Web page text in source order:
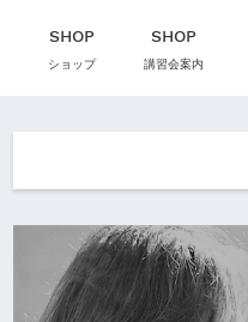
SHOP
ショップ
SHOP
講習会案内